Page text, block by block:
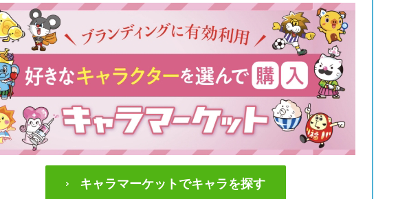
キャラマーケットでキャラを探す